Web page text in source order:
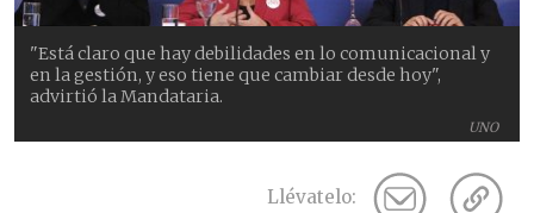
UNO
"Está claro que hay debilidades en lo comunicacional y
en la gestión, y eso tiene que cambiar desde hoy",
advirtió la Mandataria.
Llévatelo: